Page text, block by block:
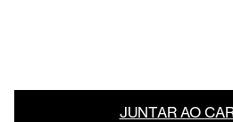
JUNTAR AO